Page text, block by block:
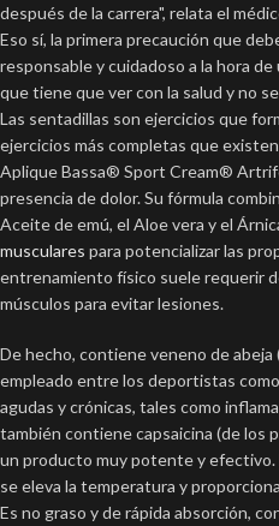
después de la carrera", relata el
Eso sí, la primera precaución que
responsable y cuidadoso a la hora
que tiene que ver con la salud y no
Las sentadillas son ejercicios que
ejercicios más completas que
Aplique Bassa® Sport Cream®
presencia de dolor. Su fórmula
Aceite de emú, el Aloe vera y el
musculares para potencializar las
entrenamiento físico suele requerir
músculos para evitar lesiones.
De hecho, contiene veneno de
empleado entre los deportistas
agudas y crónicas, tales como
también contiene capsaicina (de los
un producto muy potente y efectivo.
se eleva la temperatura y
Es no graso y de rápida absorción,